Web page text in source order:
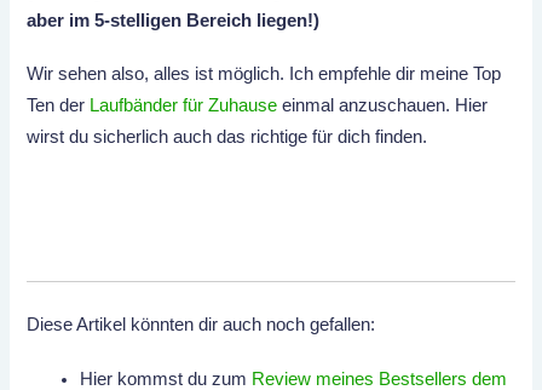
aber im 5-stelligen Bereich liegen!)
Wir sehen also, alles ist möglich. Ich empfehle dir meine Top
Ten der Laufbänder für Zuhause einmal anzuschauen. Hier
wirst du sicherlich auch das richtige für dich finden.
Diese Artikel könnten dir auch noch gefallen:
Hier kommst du zum Review meines Bestsellers dem